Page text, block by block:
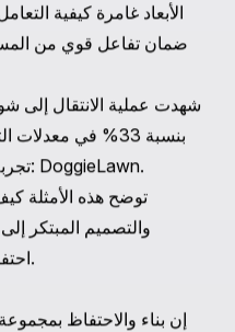
يمكن لخدمات استراتيجية
في تحسين
بيانات العملاء. من خلال
لتحسين محركات البحث
من العملاء المحتملين
المزيد
لتوضيح قوة الاستراتيجيات
عطور بيلي آيليش : أظهرت